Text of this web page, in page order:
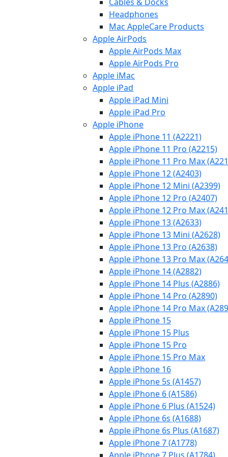
Headphones
Mac AppleCare Products
Apple AirPods
Apple AirPods Max
Apple AirPods Pro
Apple iMac
Apple iPad
Apple iPad Mini
Apple iPad Pro
Apple iPhone
Apple iPhone 11 (A2221)
Apple iPhone 11 Pro (A2215)
Apple iPhone 11 Pro Max
Apple iPhone 12 (A2403)
Apple iPhone 12 Mini (A2399)
Apple iPhone 12 Pro (A2407)
Apple iPhone 12 Pro Max
Apple iPhone 13 (A2633)
Apple iPhone 13 Mini (A2628)
Apple iPhone 13 Pro (A2638)
Apple iPhone 13 Pro Max
Apple iPhone 14 (A2882)
Apple iPhone 14 Plus (A2886)
Apple iPhone 14 Pro (A2890)
Apple iPhone 14 Pro Max
Apple iPhone 15
Apple iPhone 15 Plus
Apple iPhone 15 Pro
Apple iPhone 15 Pro Max
Apple iPhone 16
Apple iPhone 5s (A1457)
Apple iPhone 6 (A1586)
Apple iPhone 6 Plus (A1524)
Apple iPhone 6s (A1688)
Apple iPhone 6s Plus (A1687)
Apple iPhone 7 (A1778)